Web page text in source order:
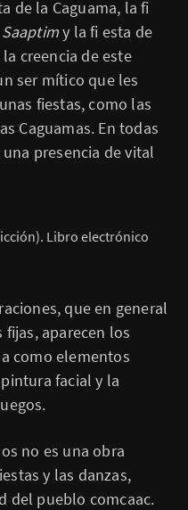
de la Caguama, la fi
Saaptimy la fi esta de
creencia de este
ser mítico que les
fiestas, como las
Caguamas. En todas
presencia de vital
que en general
aparecen los
como elementos
facial y la
no es una obra
y las danzas,
del pueblo comcaac.